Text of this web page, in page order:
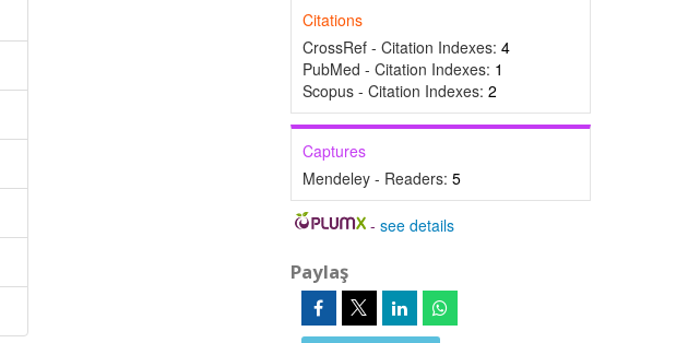
Citations
CrossRef - Citation Indexes: 4
PubMed - Citation Indexes: 1
Scopus - Citation Indexes: 2
Captures
Mendeley - Readers: 5
-see details
Paylaş